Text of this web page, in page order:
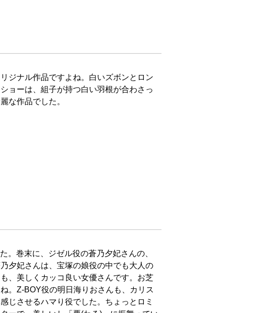
ジナル作品ですよね。白いズボンとロン
ョーは、組子が持つ白い羽根が合わさっ
な作品でした。
。巻末に、ジゼル役の蒼乃夕妃さんの、
夕妃さんは、宝塚の娘役の中でも大人の
、美しくカッコ良い女優さんです。お芝
。Z-BOY役の明日海りおさんも、カリス
じさせるハマり役でした。ちょっとロミ